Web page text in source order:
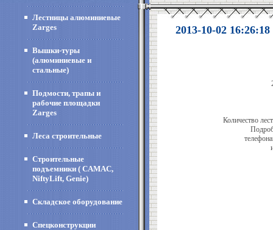
Лестницы алюминиевые
Zarges
Вышки-туры
(алюминиевые и
стальные)
Подмости, трапы и
рабочие площадки
Zarges
Леса строительные
Строительные
подъемники ( CAMAC,
NiftyLift, Genie)
Складское оборудование
Спецконструкции
2013-10-02 16:26:18
Количество